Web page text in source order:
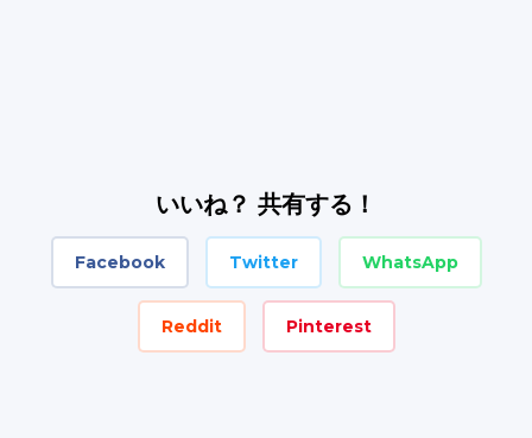
いいね？ 共有する！
Facebook Twitter WhatsApp
Reddit Pinterest